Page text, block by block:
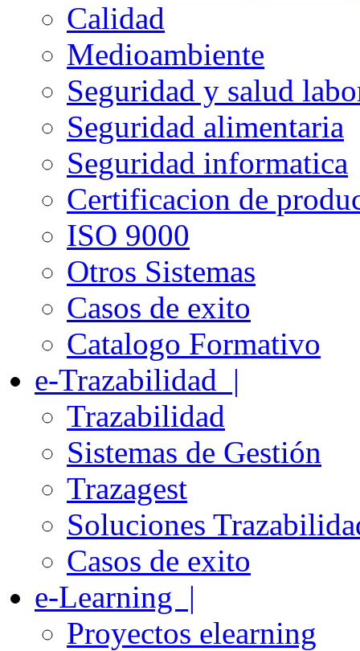
Calidad
Medioambiente
Seguridad y salud
Seguridad alimentaria
Seguridad informatica
Certificacion de
ISO 9000
Otros Sistemas
Casos de exito
Catalogo Formativo
e-Trazabilidad |
Trazabilidad
Sistemas de Gestión
Trazagest
Soluciones
Casos de exito
e-Learning |
Proyectos elearning